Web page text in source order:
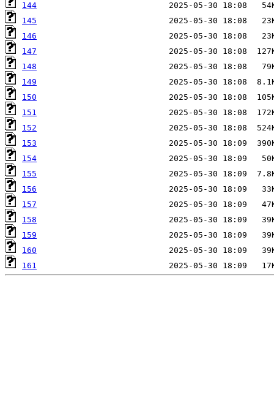
144
145
146
147
148
149
150
151
152
153
154
155
156
157
158
159
160
161